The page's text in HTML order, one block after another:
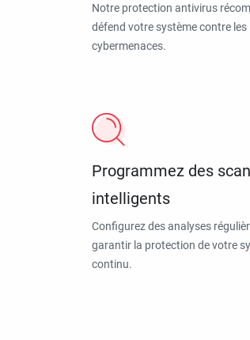
Notre protection antivirus
défend votre système contre les
cybermenaces.
Programmez des
intelligents
Configurez des analyses
garantir la protection de votre
continu.